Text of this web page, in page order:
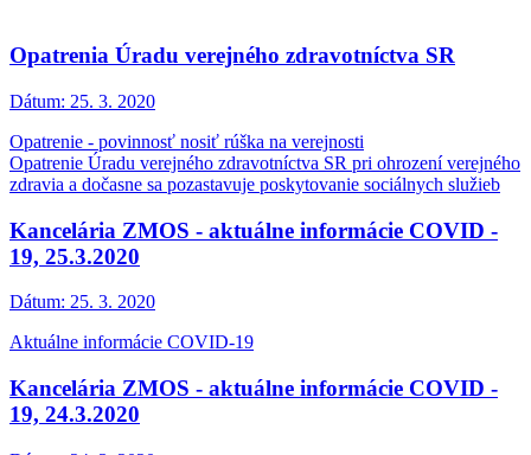
Opatrenia Úradu verejného zdravotníctva SR
Dátum: 25. 3. 2020
Opatrenie - povinnosť nosiť rúška na verejnosti
Opatrenie Úradu verejného zdravotníctva SR pri ohrození verejného
zdravia a dočasne sa pozastavuje poskytovanie sociálnych služieb
Kancelária ZMOS - aktuálne informácie COVID -
19, 25.3.2020
Dátum: 25. 3. 2020
Aktuálne informácie COVID-19
Kancelária ZMOS - aktuálne informácie COVID -
19, 24.3.2020